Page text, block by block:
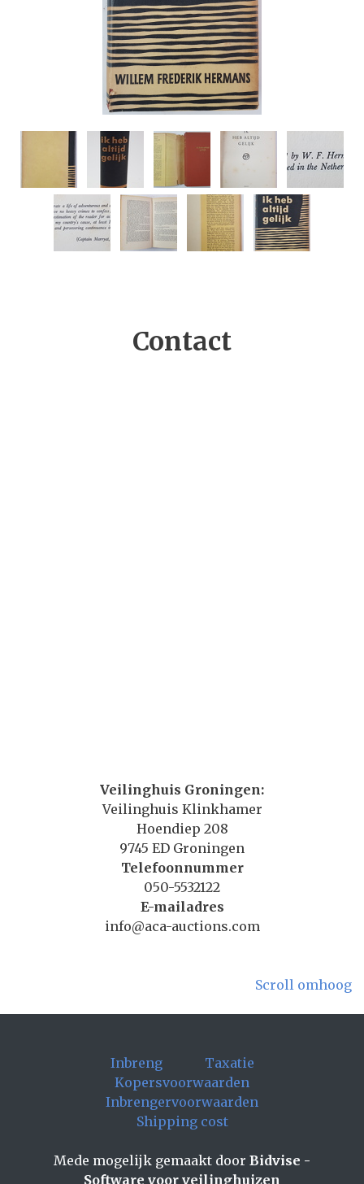
Contact
Veilinghuis Groningen:
Veilinghuis Klinkhamer
Hoendiep 208
9745 ED Groningen
Telefoonnummer
050-5532122
E-mailadres
info@aca-auctions.com
Scroll omhoog
Inbreng
Taxatie
Kopersvoorwaarden
Inbrengervoorwaarden
Shipping cost
Mede mogelijk gemaakt door Bidvise -
Software voor veilinghuizen